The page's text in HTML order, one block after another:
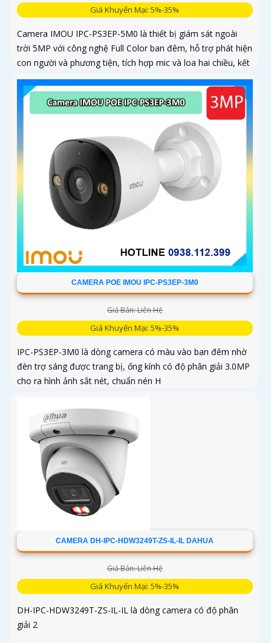
Giá Khuyến Mại: 5%-35%
Camera IMOU IPC-PS3EP-5M0 là thiết bị giám sát ngoài
trời 5MP với công nghệ Full Color ban đêm, hỗ trợ phát hiện
con người và phương tiện, tích hợp mic và loa hai chiều, kết
nối PoE tiện lợi, phù hợp cho gia đình, cửa hàng và văn
phòng
CAMERA POE IMOU IPC-PS3EP-3M0
Giá Bán: Liên Hệ
Giá Khuyến Mại: 5%-35%
IPC-PS3EP-3M0 là dòng camera có màu vào ban đêm nhờ
đèn trợ sáng được trang bị, ống kính có độ phân giải 3.0MP
cho ra hình ảnh sắt nét, chuẩn nén H
CAMERA DH-IPC-HDW3249T-ZS-IL-IL DAHUA
Giá Bán: Liên Hệ
Giá Khuyến Mại: 5%-35%
DH-IPC-HDW3249T-ZS-IL-IL là dòng camera có độ phân
giải 2